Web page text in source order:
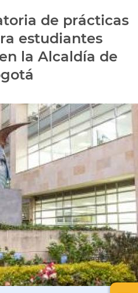
de prácticas
estudiantes
la Alcaldía de